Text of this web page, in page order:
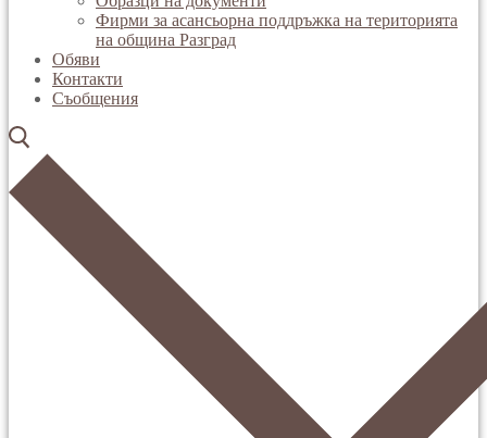
Фирми за асансьорна поддръжка на територията
на община Разград
Обяви
Контакти
Съобщения